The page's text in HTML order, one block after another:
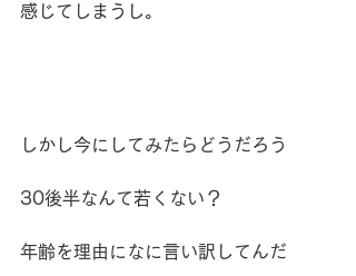
感じてしまうし。
しかし今にしてみたらどうだろう
30後半なんて若くない？
年齢を理由になに言い訳してんだ